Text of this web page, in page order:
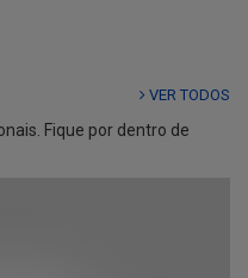
VER TODOS
Fique por dentro de